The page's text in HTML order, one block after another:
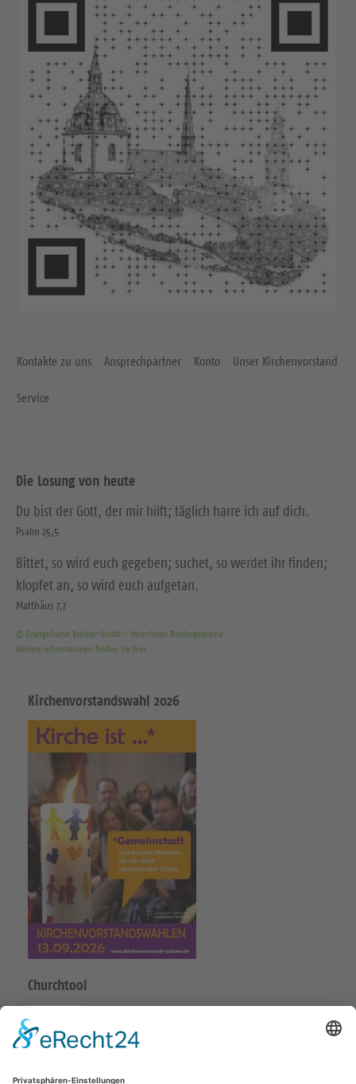
Kontakte zu uns Ansprechpartner Konto Unser Kirchenvorstand
Service
Die Losung von heute
Du bist der Gott, der mir hilft; täglich harre ich auf dich.
Psalm 25,5
Bittet, so wird euch gegeben; suchet, so werdet ihr finden;
klopfet an, so wird euch aufgetan.
Matthäus 7,7
© Evangelische Brüder-Unität – Herrnhuter Brüdergemeine
Weitere Informationen finden Sie hier
Kirchenvorstandswahl 2026
Churchtool